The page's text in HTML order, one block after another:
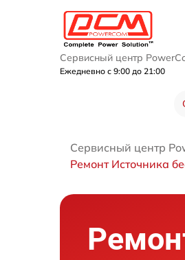
Сервисный центр
Ежедневно с 9:00 до 21:00
Сервисный центр
Ремонт Источника